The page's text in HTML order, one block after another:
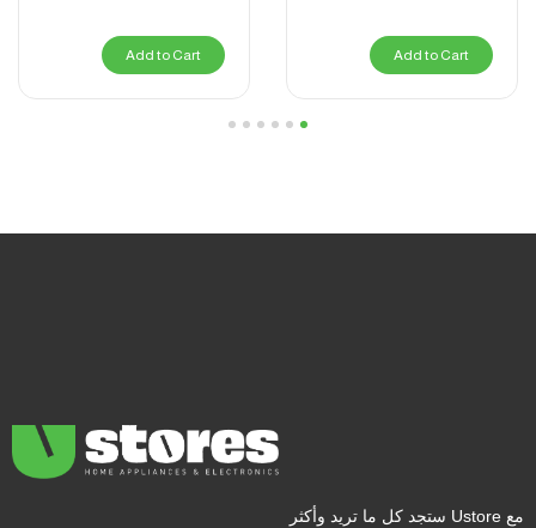
Add to Cart
Add to Cart
1
2
مع Ustore ستجد كل ما تريد وأكثر